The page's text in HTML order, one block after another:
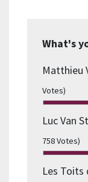
What's
Matthieu
Votes)
Luc Van
758 Votes)
Les Toits